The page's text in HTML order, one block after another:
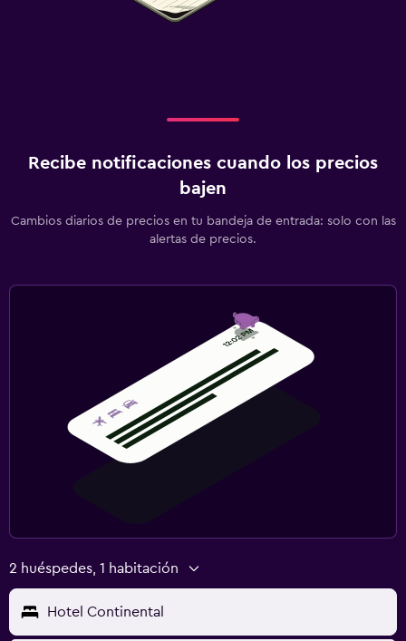
Recibe notificaciones cuando los precios
bajen
Cambios diarios de precios en tu bandeja de entrada: solo con las
alertas de precios.
2 huéspedes, 1 habitación
Hotel Continental